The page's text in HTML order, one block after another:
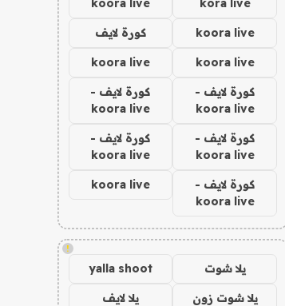
kora live
koora live
koora live كورة لايف
koora live
koora live
كورة لايف -
koora live
كورة لايف -
koora live
كورة لايف -
koora live
كورة لايف -
koora live
كورة لايف -
koora live
koora live
!
يلا شوت yalla shoot
يلا شوت زون يلا لايف